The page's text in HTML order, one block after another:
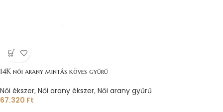
14K női arany mintás köves gyűrű
Női ékszer, Női arany ékszer, Női arany gyűrű
67.320 Ft